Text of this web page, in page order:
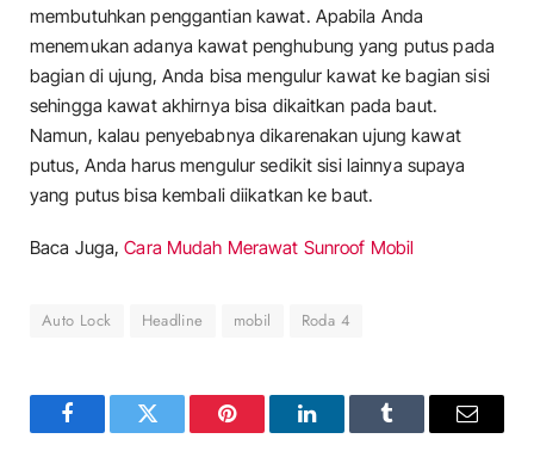
membutuhkan penggantian kawat. Apabila Anda
menemukan adanya kawat penghubung yang putus pada
bagian di ujung, Anda bisa mengulur kawat ke bagian sisi
sehingga kawat akhirnya bisa dikaitkan pada baut.
Namun, kalau penyebabnya dikarenakan ujung kawat
putus, Anda harus mengulur sedikit sisi lainnya supaya
yang putus bisa kembali diikatkan ke baut.
Baca Juga,Cara Mudah Merawat Sunroof Mobil
Auto Lock Headline mobil Roda 4
FacebookTwitter Pinterest LinkedInTumblr Email